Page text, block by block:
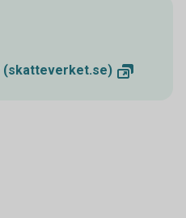
(skatteverket.se)